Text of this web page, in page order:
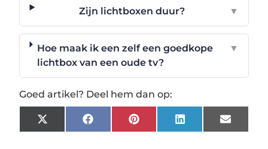
Zijn lichtboxen duur? ▼
Hoe maak ik een zelf een goedkope
lichtbox van een oude tv?
▼
Goed artikel? Deel hem dan op:
X
(Twitter)
FacebookPinterestLinkedInEmail